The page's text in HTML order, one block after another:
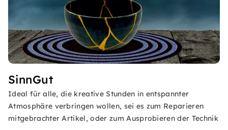
SinnGut
Ideal für alle, die kreative Stunden in entspannter
Atmosphäre verbringen wollen, sei es zum Reparieren
mitgebrachter Artikel, oder zum Ausprobieren der Technik